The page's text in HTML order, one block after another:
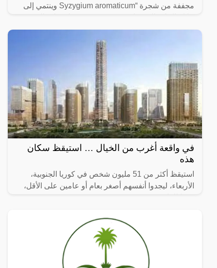
مجففة من شجرة “Syzygium aromaticum وينتمي إلى
ينمو في
في واقعة أغرب من الخيال … استيقظ سكان
هذه
استيقظ أكثر من 51 مليون شخص في كوريا الجنوبية،
الأربعاء، ليجدوا أنفسهم أصغر بعام أو عامين على الأقل،